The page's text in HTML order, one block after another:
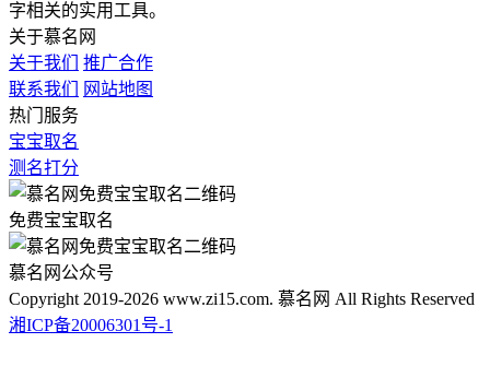
字相关的实用工具。
关于慕名网
关于我们
推广合作
联系我们
网站地图
热门服务
宝宝取名
测名打分
免费宝宝取名
慕名网公众号
Copyright 2019-2026 www.zi15.com. 慕名网 All Rights Reserved
湘ICP备20006301号-1